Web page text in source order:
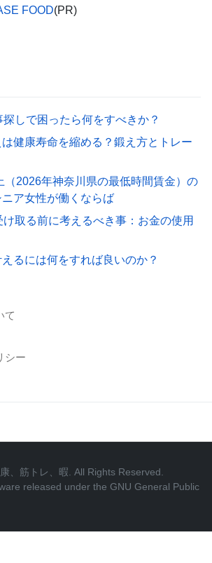
FOOD(PR)
しで困ったら何をすべきか？
健康寿命を縮める？鍛え方とトレー
（2026年神奈川県の最低時間賃金）の
ア女性が働くならば
取る前に考えるべき事：お金の使用
るには何をすれば良いのか？
て
シー
、筋トレ、暇. All Rights Reserved.
released under the GNU General Public